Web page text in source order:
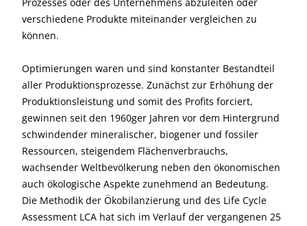
verschiedene Produkte miteinander vergleichen zu
können.
Optimierungen waren und sind konstanter Bestandteil
aller Produktionsprozesse. Zunächst zur Erhöhung der
Produktionsleistung und somit des Profits forciert,
gewinnen seit den 1960ger Jahren vor dem Hintergrund
schwindender mineralischer, biogener und fossiler
Ressourcen, steigendem Flächenverbrauchs,
wachsender Weltbevölkerung neben den ökonomischen
auch ökologische Aspekte zunehmend an Bedeutung.
Die Methodik der Ökobilanzierung und des Life Cycle
Assessment LCA hat sich im Verlauf der vergangenen 25